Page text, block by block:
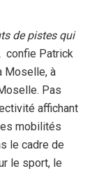
de pistes qui
confie Patrick
Moselle, à
Pas
affichant
mobilités
le cadre de
le sport, le